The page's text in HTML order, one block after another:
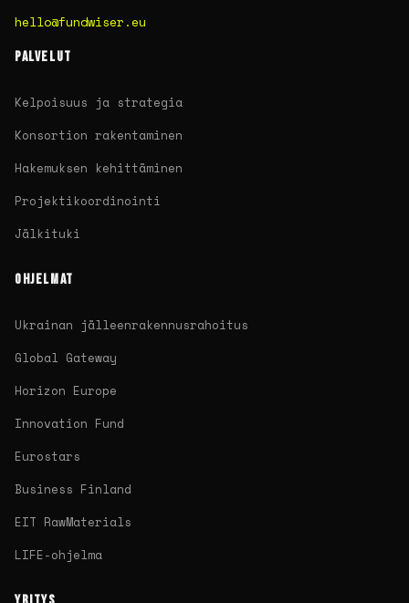
hello@fundwiser.eu
PALVELUT
Kelpoisuus ja strategia
Konsortion rakentaminen
Hakemuksen kehittäminen
Projektikoordinointi
Jälkituki
OHJELMAT
Ukrainan jälleenrakennusrahoitus
Global Gateway
Horizon Europe
Innovation Fund
Eurostars
Business Finland
EIT RawMaterials
LIFE-ohjelma